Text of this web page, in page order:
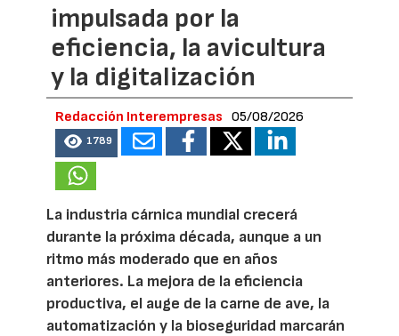
impulsada por la
eficiencia, la avicultura
y la digitalización
Redacción Interempresas 05/08/2026
1789
La industria cárnica mundial crecerá
durante la próxima década, aunque a un
ritmo más moderado que en años
anteriores. La mejora de la eficiencia
productiva, el auge de la carne de ave, la
automatización y la bioseguridad marcarán